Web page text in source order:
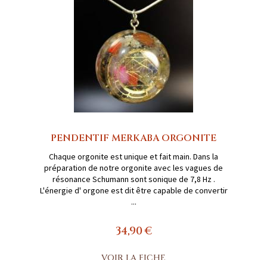
PENDENTIF MERKABA ORGONITE
Chaque orgonite est unique et fait main. Dans la
préparation de notre orgonite avec les vagues de
résonance Schumann sont sonique de 7,8 Hz .
L'énergie d' orgone est dit être capable de convertir
...
34,90 €
VOIR LA FICHE